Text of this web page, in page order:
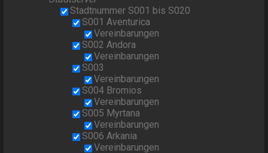
Stadtnummer S001 bis S020
S001 Aventurica
Vereinbarungen
S002 Andora
Vereinbarungen
S003
Vereinbarungen
S004 Bromios
Vereinbarungen
S005 Myrtana
Vereinbarungen
S006 Arkania
Vereinbarungen